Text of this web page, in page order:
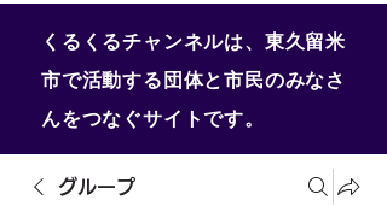
くるくるチャンネルは、東久留米
市で活動する団体と市民のみなさ
んをつなぐサイトです。
グループ